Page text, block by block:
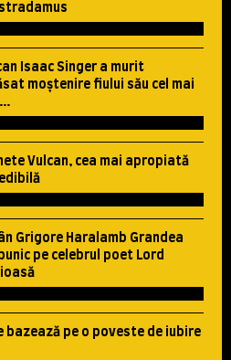
Isaac Singer a murit
moştenire fiului său cel mai
Vulcan, cea mai apropiată
Grigore Haralamb Grandea
pe celebrul poet Lord
bazează pe o poveste de iubire